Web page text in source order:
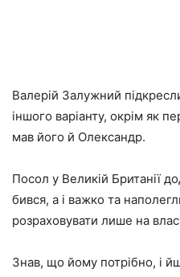
Валерій Залужний
іншого варіанту, окрім як
мав його й Олександр.
Посол у Великій Британії
бився, а і важко та
розраховувати лише на
Знав, що йому потрібно, і